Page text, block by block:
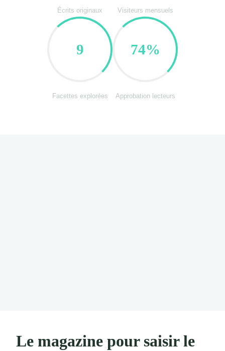
Écrits originaux Visiteurs mensuels
9
Facettes explorées
74%
Approbation lecteurs
Le magazine pour saisir le